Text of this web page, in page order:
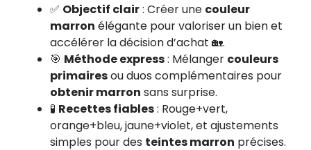
✅ Objectif clair: Créer une couleur
marron élégante pour valoriser un bien et
accélérer la décision d’achat 🏡.
🎯 Méthode express: Mélanger couleurs
primairesou duos complémentaires pour
obtenir marron sans surprise.
🧪 Recettes fiables: Rouge+vert,
orange+bleu, jaune+violet, et ajustements
simples pour des teintes marron précises.